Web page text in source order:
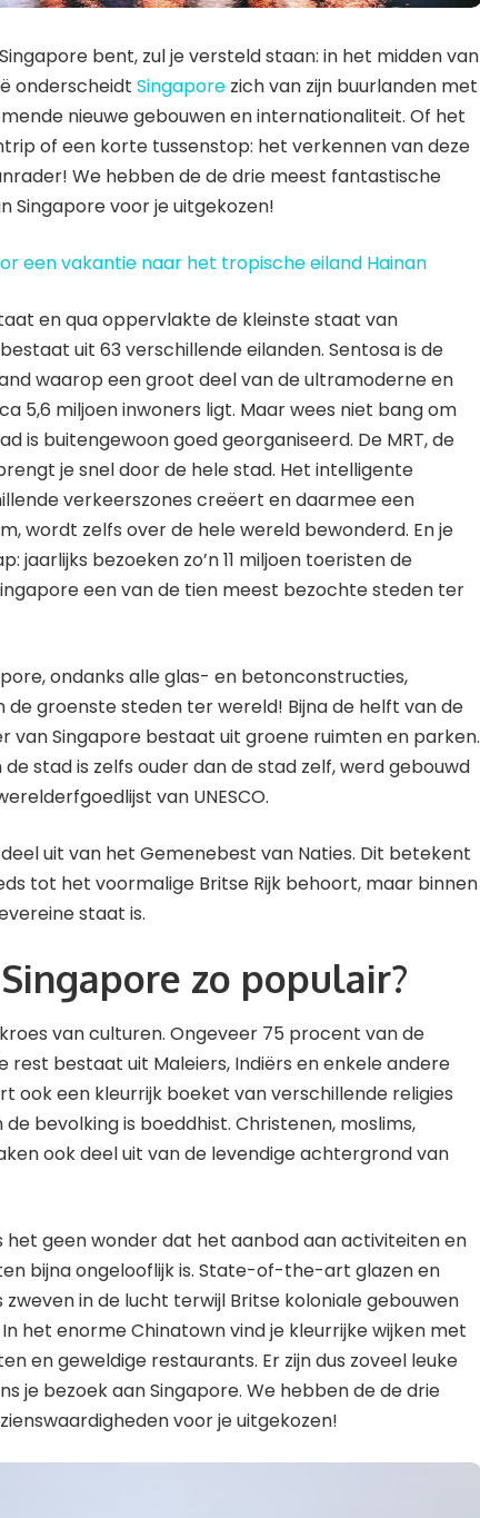
bent, zul je versteld staan: in het midden van
onderscheidt Singapore zich van zijn buurlanden met
nieuwe gebouwen en internationaliteit. Of het
of een korte tussenstop: het verkennen van deze
We hebben de de drie meest fantastische
Singapore voor je uitgekozen!
een vakantie naar het tropische eiland Hainan
en qua oppervlakte de kleinste staat van
uit 63 verschillende eilanden. Sentosa is de
waarop een groot deel van de ultramoderne en
5,6 miljoen inwoners ligt. Maar wees niet bang om
is buitengewoon goed georganiseerd. De MRT, de
je snel door de hele stad. Het intelligente
verkeerszones creëert en daarmee een
wordt zelfs over de hele wereld bewonderd. En je
jaarlijks bezoeken zo’n 11 miljoen toeristen de
een van de tien meest bezochte steden ter
ondanks alle glas- en betonconstructies,
de groenste steden ter wereld! Bijna de helft van de
van Singapore bestaat uit groene ruimten en parken.
stad is zelfs ouder dan de stad zelf, werd gebouwd
van UNESCO.
uit van het Gemenebest van Naties. Dit betekent
tot het voormalige Britse Rijk behoort, maar binnen
staat is.
zo populair?
van culturen. Ongeveer 75 procent van de
rest bestaat uit Maleiers, Indiërs en enkele andere
ook een kleurrijk boeket van verschillende religies
de bevolking is boeddhist. Christenen, moslims,
ook deel uit van de levendige achtergrond van
het geen wonder dat het aanbod aan activiteiten en
bijna ongelooflijk is. State-of-the-art glazen en
in de lucht terwijl Britse koloniale gebouwen
het enorme Chinatown vind je kleurrijke wijken met
en geweldige restaurants. Er zijn dus zoveel leuke
je bezoek aan Singapore. We hebben de de drie
voor je uitgekozen!